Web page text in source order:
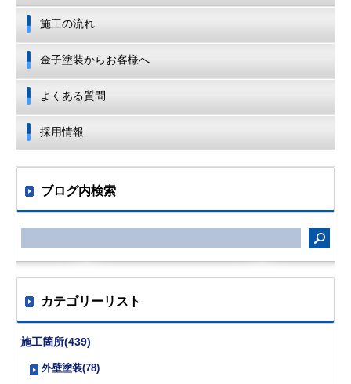
施工の流れ
金子塗装からお客様へ
よくある質問
採用情報
ブログ内検索
カテゴリーリスト
施工箇所(439)
外壁塗装(78)